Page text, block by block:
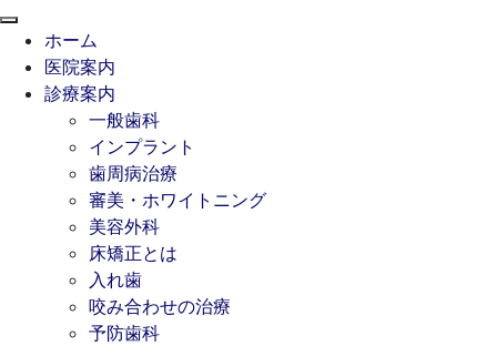
ホーム
医院案内
診療案内
一般歯科
インプラント
歯周病治療
審美・ホワイトニング
美容外科
床矯正とは
入れ歯
咬み合わせの治療
予防歯科